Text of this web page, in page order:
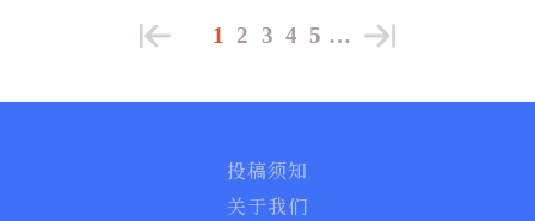
1 2 3 4 5 …
投稿须知
关于我们